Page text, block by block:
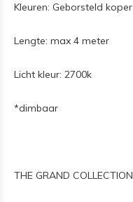
Kleuren: Geborsteld koper
Lengte: max 4 meter
Licht kleur: 2700k
*dimbaar
THE GRAND COLLECTION